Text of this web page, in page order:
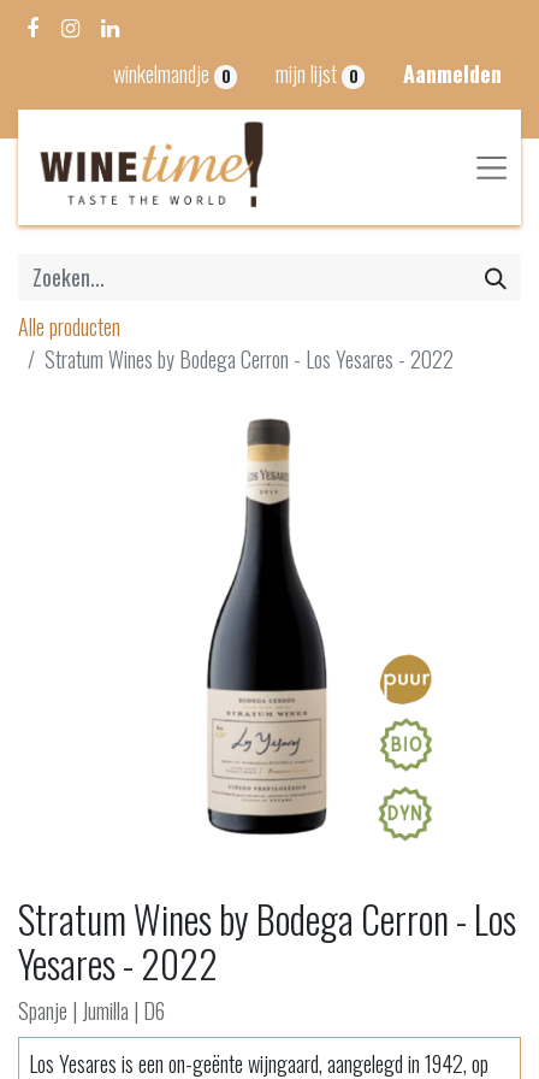
winkelmandje 0 mijn lijst 0 Aanmelden
Alle producten
Stratum Wines by Bodega Cerron - Los Yesares - 2022
Stratum Wines by Bodega Cerron - Los
Yesares - 2022
Spanje | Jumilla | D6
Los Yesares is een on-geënte wijngaard, aangelegd in 1942, op